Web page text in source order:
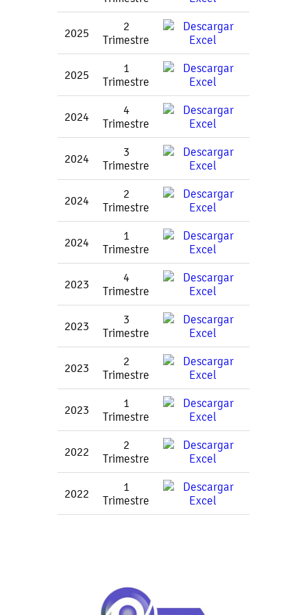
2025
2
Trimestre
2025
1
Trimestre
2024
4
Trimestre
2024
3
Trimestre
2024
2
Trimestre
2024
1
Trimestre
2023
4
Trimestre
2023
3
Trimestre
2023
2
Trimestre
2023
1
Trimestre
2022
2
Trimestre
2022
1
Trimestre